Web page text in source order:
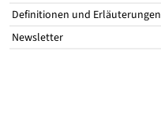
Definitionen und Erläuterungen
Newsletter